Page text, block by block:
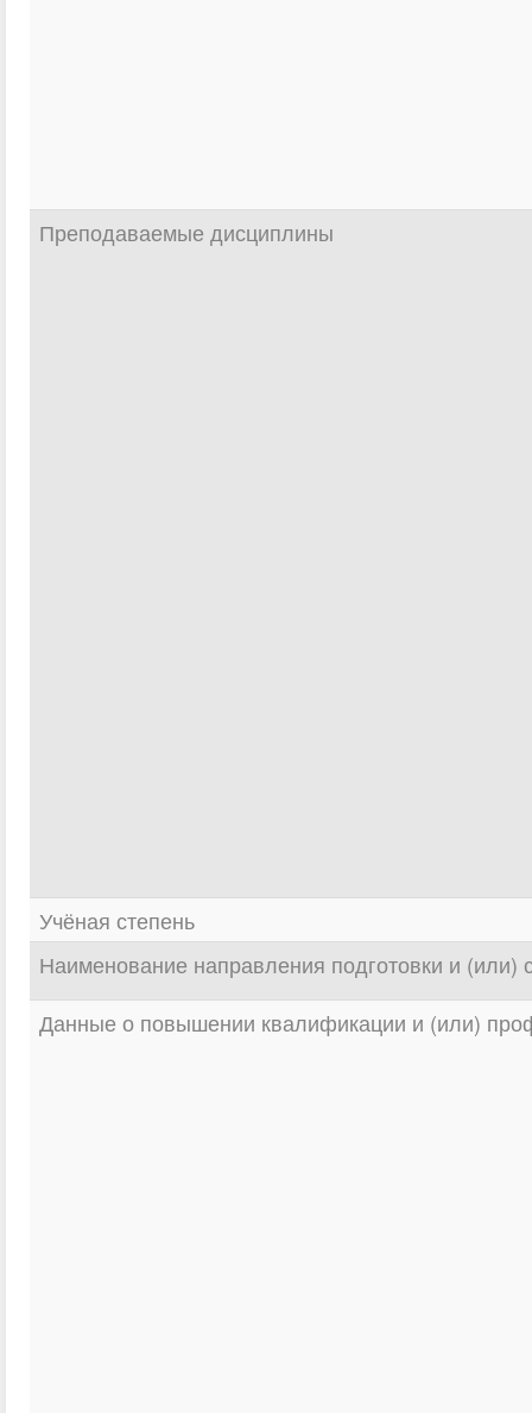
Преподаваемые дисциплины
Учёная степень
Наименование направления подготовки и (или)
Данные о повышении квалификации и (или)